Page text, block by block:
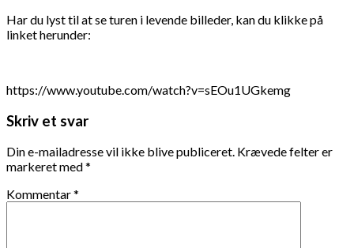
Har du lyst til at se turen i levende billeder, kan du klikke på
linket herunder:
https://www.youtube.com/watch?v=sEOu1UGkemg
Skriv et svar
Din e-mailadresse vil ikke blive publiceret. Krævede felter er
markeret med*
Kommentar*